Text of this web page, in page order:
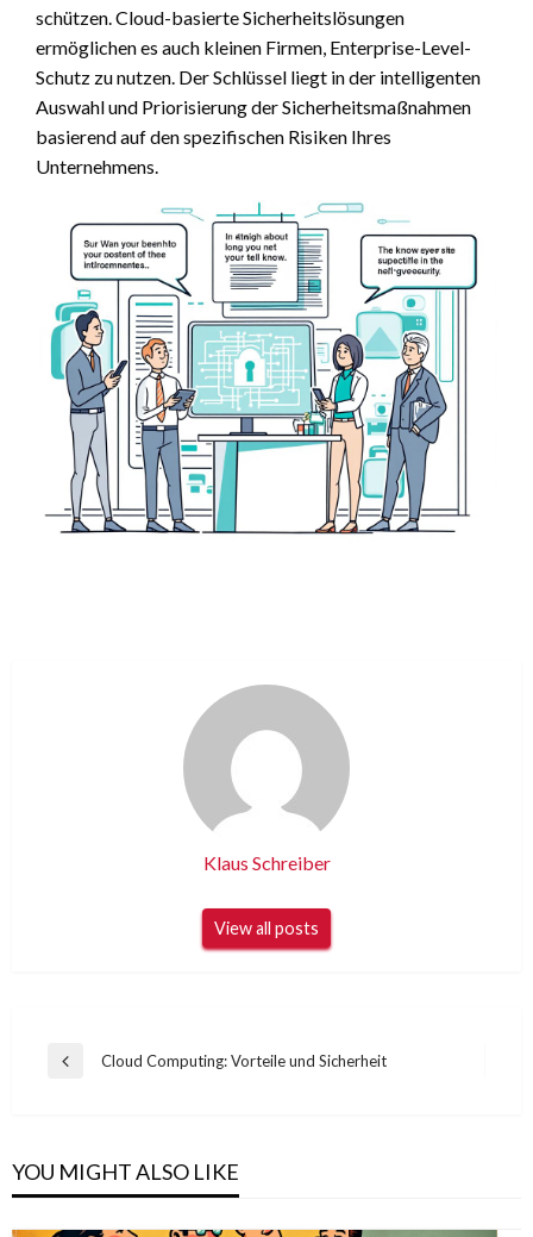
schützen. Cloud-basierte Sicherheitslösungen
ermöglichen es auch kleinen Firmen, Enterprise-Level-
Schutz zu nutzen. Der Schlüssel liegt in der intelligenten
Auswahl und Priorisierung der Sicherheitsmaßnahmen
basierend auf den spezifischen Risiken Ihres
Unternehmens.
Klaus Schreiber
View all posts
Beitragsnavigation
Previous
Cloud Computing: Vorteile und Sicherheit
YOU MIGHT ALSO LIKE